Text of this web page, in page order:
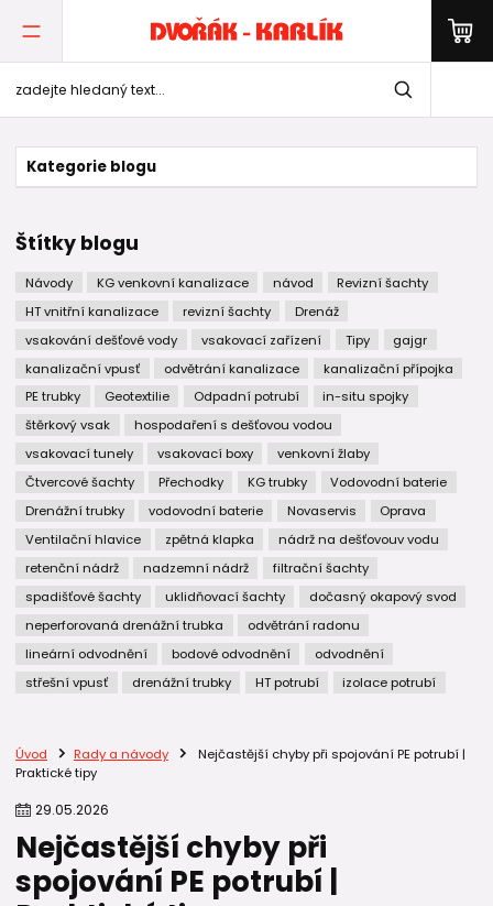
Kategorie blogu
Štítky blogu
Návody KG venkovní kanalizace návod
Revizní šachty
HT vnitřní kanalizace
revizní šachty
Drenáž
vsakování dešťové vody
vsakovací zařízení Tipy
gajgr
kanalizační vpusť
odvětrání kanalizace
kanalizační přípojka
PE trubky
Geotextilie Odpadní potrubí
in-situ spojky
štěrkový vsak
hospodaření s dešťovou vodou
vsakovací tunely
vsakovací boxy
venkovní žlaby
Čtvercové šachty
Přechodky KG trubky
Vodovodní baterie
Drenážní trubky
vodovodní baterie Novaservis
Oprava
Ventilační hlavice
zpětná klapka
nádrž na dešťovouv vodu
retenční nádrž
nadzemní nádrž
filtrační šachty
spadišťové šachty
uklidňovací šachty
dočasný okapový svod
neperforovaná drenážní trubka
odvětrání radonu
lineární odvodnění
bodové odvodnění
odvodnění
střešní vpusť
drenážní trubky HT potrubí izolace potrubí
Úvod Rady a návody
Nejčastější chyby při spojování PE potrubí |
Praktické tipy
29.05.2026
Nejčastější chyby při
spojování PE potrubí |